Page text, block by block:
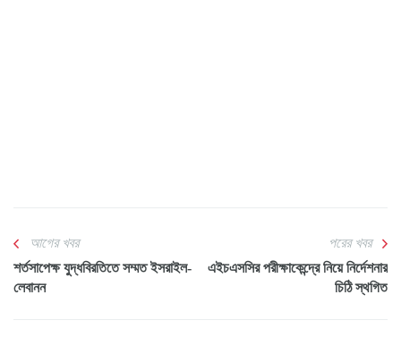
আগের খবর
শর্তসাপেক্ষ যুদ্ধবিরতিতে সম্মত ইসরাইল-
লেবানন
পরের খবর
এইচএসসির পরীক্ষাকেন্দ্রে নিয়ে নির্দেশনার
চিঠি স্থগিত